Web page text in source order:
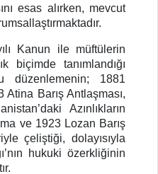
esas alırken, mevcut
Kanun ile müftülerin
biçimde tanımlandığı
düzenlemenin; 1881
Atina Barış Antlaşması,
Azınlıkların
ve 1923 Lozan Barış
çeliştiği, dolayısıyla
hukuki özerkliğinin